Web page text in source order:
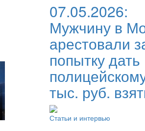
07.05.2026:
Мужчину в
арестовали
попытку дать
тыс. руб.
Статьи и интервью